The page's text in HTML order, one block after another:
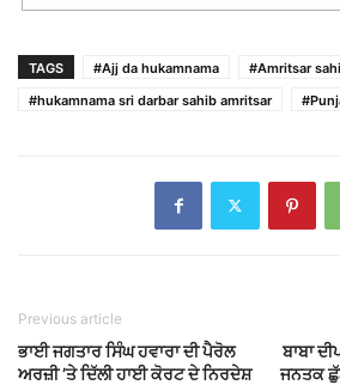
TAGS #Ajj da hukamnama #Amritsar
#hukamnama sri darbar sahib amritsar
Previous article
ਭਾਈ ਜਗਤਾਰ ਸਿੰਘ ਹਵਾਰਾ ਦੀ ਪੈਰੋਲ
ਅਰਜ਼ੀ ’ਤੇ ਦਿੱਲੀ ਹਾਈ ਕੋਰਟ ਦੇ ਨਿਰਦੇਸ਼
ਬਾਬਾ
ਜਨਤਕ